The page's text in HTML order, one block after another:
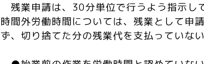
残業申請は、30分単位で行うよう指示し
時間外労働時間については、残業として申
ず、切り捨てた分の残業代を支払っていない